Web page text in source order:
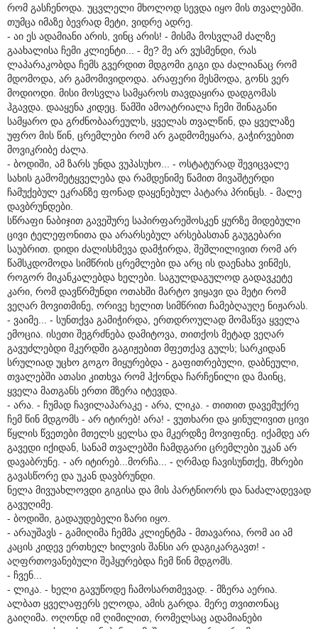
რომ გასჩენოდა. უცვლელი მხოლოდ სევდა იყო მის თვალებში.
თუმცა იმაზე ბევრად მეტი, ვიდრე ადრე.
- აი ეს ადამიანი არის, ვინც არის! - მისმა მოსვლამ ძალზე
გაახალისა ჩემი კლიენტი... - მე? მე არ ვუსმენდი, რას
ლაპარაკობდა ჩემს გვერდით მდგომი გიგი და ძალიანაც რომ
მდომოდა, არ გამომივიდოდა. არაფერი მესმოდა, გონს ვერ
მოდიოდი. მისი მოსვლა სამყაროს თავდაყირა დადგომას
ჰგავდა. დააყენა კიდეც. წამში ამოატრიალა ჩემი შინაგანი
სამყარო და გრძნობაარეულს, ყველას თვალწინ, და ყველაზე
უფრო მის წინ, ცრემლები რომ არ გადმომეყარა, გაჭირვებით
მოვიკრიბე ძალა.
- ბოდიში, ამ ზარს უნდა ვუპასუხო... - ოსტატურად შევიცვალე
სახის გამომეტყველება და რამდენიმე წამით მივაშტერდი
ჩამუქებულ ეკრანზე ფონად დაყენებულ პატარა პრინცს. - მალე
დავბრუნდები.
სწრაფი ნაბიჯით გავეშურე საპირფარეშოსკენ ყურზე მიდებული
ცივი ტელეფონითა და არარსებულ არსებასთან გაუგებარი
საუბრით. დიდი ძალისხმევა დამჭირდა, შეშლილივით რომ არ
წამსკდომოდა სიმწრის ცრემლები და არც ის დაენახა ვინმეს,
როგორ მიკანკალებდა ხელები. საგულდაგულოდ გადავკეტე
კარი, რომ დავწრმუნდი ოთახში მარტო ვიყავი და მეტი რომ
ვეღარ მოვითმინე, ორივე ხელით სიმწრით ჩამებღაუღე ნიჟარას.
- ვაიმე... - სუნთქვა გამიჭირდა, ერთდროულად მომაწვა ყველა
ემოცია. ისეთი შეგრძნება დამიტოვა, თითქოს მეტად ვეღარ
გავუძლებდი მკერდში გაგიჟებით მფეთქავ გულს; სარკიდან
სრულიად უცხო გოგო მიყურებდა - გაფითრებული, დაბნეული,
თვალებში ათასი კითხვა რომ ჰქონდა ჩარჩენილი და მაინც,
ყველა მათგანს ერთი მზერა იტევდა.
- არა. - ჩუმად ჩავილაპარაკე - არა, ლიკა. - თითით დავემუქრე
ჩემ წინ მდგომს - არ იტირებ! არა! - ვუთხარი და ყინულივით ცივი
წყლის წვეთები მთელს ყელსა და მკერდზე მოვიფინე. იქამდე არ
გავედი იქიდან, სანამ თვალებში ჩამდგარი ცრემლები უკან არ
დავაბრუნე. - არ იტირებ...მორჩა... - ღრმად ჩავისუნთქე, მხრები
გავასწორე და უკან დავბრუნდი.
ნელა მივუახლოვდი გიგისა და მის პარტნიორს და ნაძალადევად
გავუღიმე.
- ბოდიში, გადაუდებელი ზარი იყო.
- არაუშავს - გამიღიმა ჩემმა კლიენტმა - მთავარია, რომ აი ამ
კაცის კიდევ ერთხელ ხილვის შანსი არ დაგიკარგავთ! -
აღფრთოვანებული შეჰყურებდა ჩემ წინ მდგომს.
- ჩვენ...
- ლიკა. - ხელი გავუწოდე ჩამოსართმევად. - მზერა აერია.
ალბათ ყველაფერს ელოდა, ამის გარდა. მერე თვითონაც
გაიღიმა. ოღონდ იმ ღიმილით, რომელსაც ადამიანები